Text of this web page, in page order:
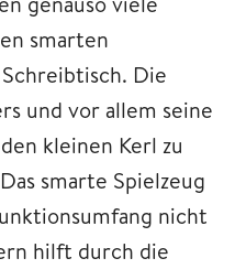
smarten
Die
und vor allem seine
kleinen Kerl zu
smarte Spielzeug
nicht
hilft durch die